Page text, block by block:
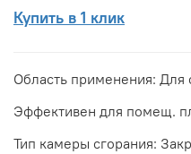
Купить в 1 клик
Область применения: Для
Эффективен для помещ.
Тип камеры сгорания: